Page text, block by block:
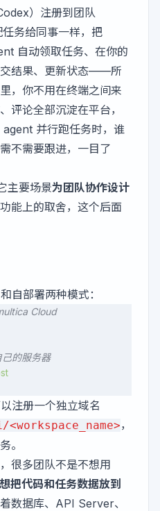
）注册到团队
务给同事一样，把
自动领取任务、在你的
结果、更新状态——所
，你不用在终端之间来
评论全部沉淀在平台，
并行跑任务时，谁
不需要跟进，一目了
主要场景为团队协作设计
能上的取舍，这个后面
自部署两种模式：
Cloud
的服务器
注册一个独立域名
，
。
很多团队不是不想用
把代码和任务数据放到
数据库、API Server、